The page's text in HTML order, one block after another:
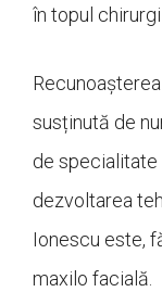
în topul
susținută de
de
dezvoltarea
Ionescu este,
maxilo facială.